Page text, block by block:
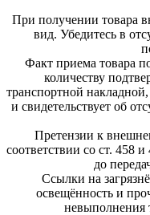
При получении товара
вид. Убедитесь в
Факт приема товара
количеству
транспортной
и свидетельствует об
Претензии к
соответствии со ст. 458
до
Ссылки на
освещённость и
невыполнения